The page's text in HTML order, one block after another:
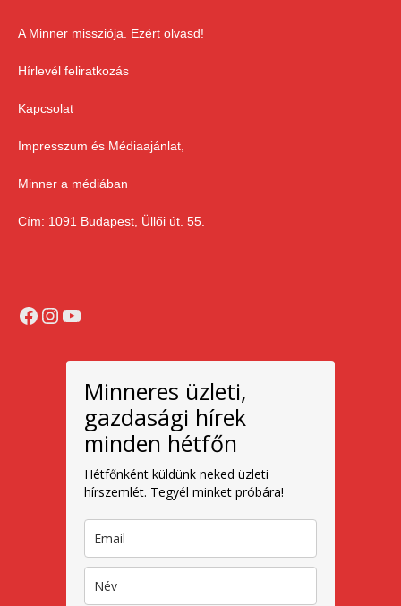
A Minner missziója. Ezért olvasd!
Hírlevél feliratkozás
Kapcsolat
Impresszum és Médiaajánlat,
Minner a médiában
Cím: 1091 Budapest, Üllői út. 55.
Facebook
Instagram
YouTube
Minneres üzleti,
gazdasági hírek
minden hétfőn
Hétfőnként küldünk neked üzleti
hírszemlét. Tegyél minket próbára!